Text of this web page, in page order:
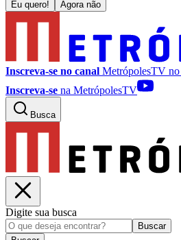
Eu quero! Agora não
Inscreva-se no canal MetrópolesTV no
Inscreva-se na MetrópolesTV
Busca
Digite sua busca
Buscar